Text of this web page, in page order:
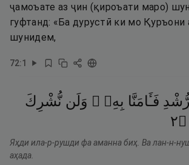
ҷамоъате аз ҷин (қироъати маро)
гуфтанд: «Ба дурустӣ ки мо Қуръони
шунидем,
72:1
فَـَٔامَنَّا بِهِۦ ۖ وَلَن نُّشْرِكَ
۝٢
Яҳди ила-р-рушди фа аманна биҳ. Ва лан-н-
аҳада.